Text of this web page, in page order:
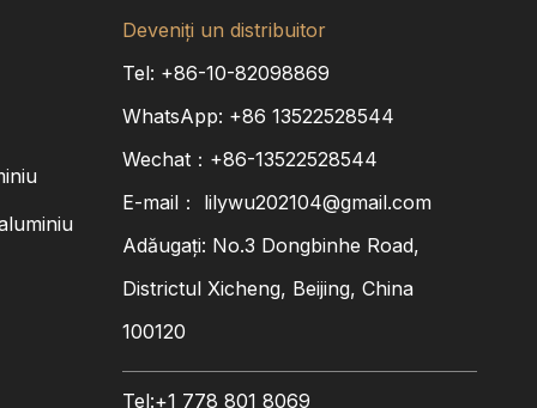
Deveniți un distribuitor
Tel: +86-10-82098869
WhatsApp: +86 13522528544
Wechat：+86-13522528544
E-mail： lilywu202104@gmail.com
Adăugați: No.3 Dongbinhe Road,
Districtul Xicheng, Beijing, China
100120
Tel:+1 778 801 8069